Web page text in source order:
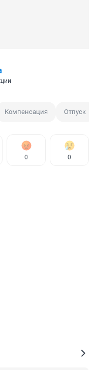
Компенсация Отпуск
0 0